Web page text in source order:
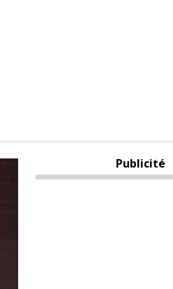
Publicité